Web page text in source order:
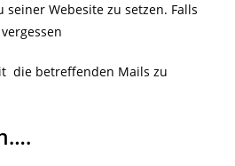
seiner Webesite zu setzen. Falls
die betreffenden Mails zu